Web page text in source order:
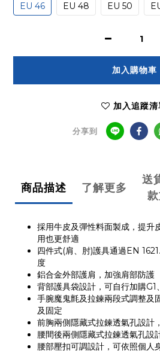
EU 46 EU 48 EU 50
加入購物車
加入追蹤清
分享到
商品描述 了解更多
送
採用牛皮及彈性料面製成，提升
用也更舒適
四件式(肩、肘)護具通過 EN
度
鋁合金外部護肩，加強肩部防護
背部護具袋設計，可自行加購G1 、
手腕魔鬼氈及拉鍊兩段式調整及
及固定
前胸兩側隱藏式拉鍊透氣孔設計
腰間後兩側隱藏式拉鍊透氣孔設
腰部壓扣可調設計，可依照個人